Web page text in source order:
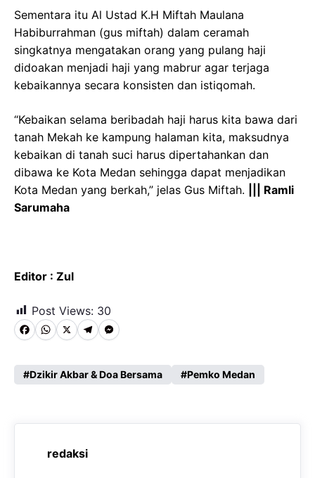
Sementara itu Al Ustad K.H Miftah Maulana
Habiburrahman (gus miftah) dalam ceramah
singkatnya mengatakan orang yang pulang haji
didoakan menjadi haji yang mabrur agar terjaga
kebaikannya secara konsisten dan istiqomah.
“Kebaikan selama beribadah haji harus kita bawa dari
tanah Mekah ke kampung halaman kita, maksudnya
kebaikan di tanah suci harus dipertahankan dan
dibawa ke Kota Medan sehingga dapat menjadikan
Kota Medan yang berkah,” jelas Gus Miftah.
||| Ramli
Sarumaha
Editor : Zul
Post Views: 30
F
c
b
W
a
s
A
X T
l
g
r
M
s
e
Dzikir Akbar & Doa Bersama Pemko Medan
redaksi